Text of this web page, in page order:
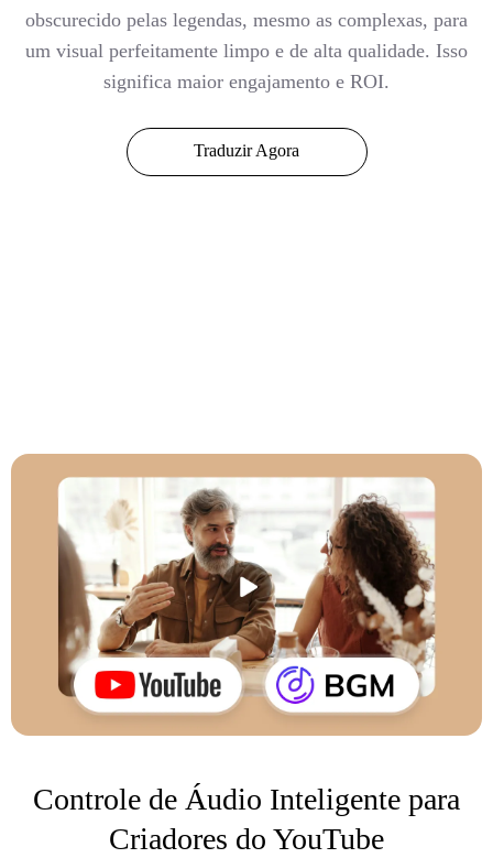
obscurecido pelas legendas, mesmo as complexas, para
um visual perfeitamente limpo e de alta qualidade. Isso
significa maior engajamento e ROI.
Traduzir Agora
Controle de Áudio Inteligente para
Criadores do YouTube